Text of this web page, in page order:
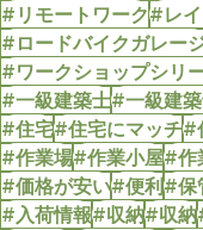
#リモートワーク#レイ
#ロードバイクガレー
#ワークショップシリ
#一級建築士#一級建
#住宅#住宅にマッチ#
#作業場#作業小屋#作
#価格が安い#便利#保
#入荷情報#収納#収納